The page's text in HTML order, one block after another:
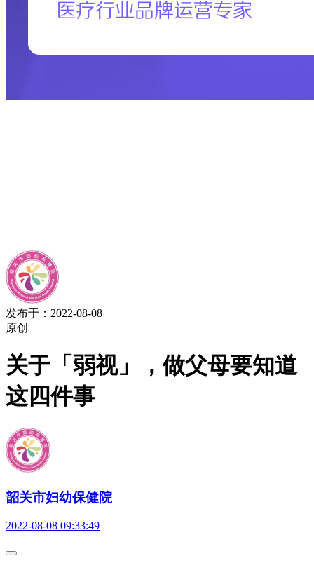
发布于：2022-08-08
原创
关于「弱视」，做父母要知道
这四件事
韶关市妇幼保健院
2022-08-08 09:33:49